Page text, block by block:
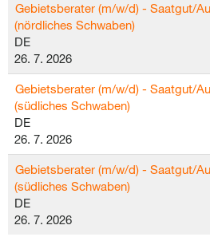
Gebietsberater (m/w/d) - Saatgut/
(nördliches Schwaben)
DE
26. 7. 2026
Gebietsberater (m/w/d) - Saatgut/
(südliches Schwaben)
DE
26. 7. 2026
Gebietsberater (m/w/d) - Saatgut/
(südliches Schwaben)
DE
26. 7. 2026